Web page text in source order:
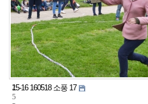
2
5
15-16 160518 소풍 17